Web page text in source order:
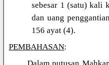
sebesar 1 (satu) kali
dan uang
156 ayat (4).
PEMBAHASAN: